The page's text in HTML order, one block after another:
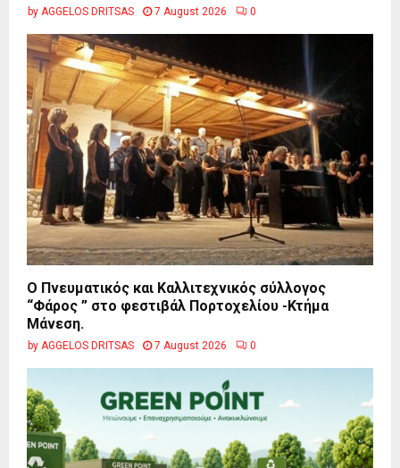
by AGGELOS DRITSAS 7 August 2026 0
Ο Πνευματικός και Καλλιτεχνικός σύλλογος
“Φάρος ” στο φεστιβάλ Πορτοχελίου -Κτήμα
Μάνεση.
by AGGELOS DRITSAS 7 August 2026 0